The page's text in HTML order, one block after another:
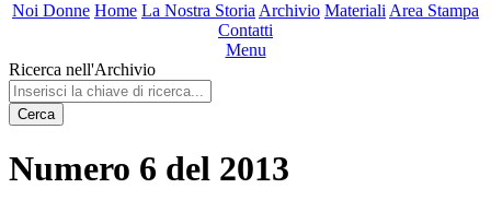
Noi Donne Home La Nostra Storia Archivio Materiali Area Stampa
Contatti
Menu
Ricerca nell'Archivio
Cerca
Numero 6 del 2013